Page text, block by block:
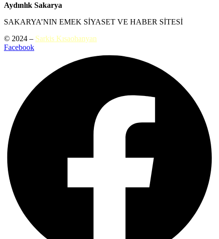
Aydınlık Sakarya
SAKARYA’NIN EMEK SİYASET VE HABER SİTESİ
© 2024 – Sarkis Kısaohanyan
Facebook